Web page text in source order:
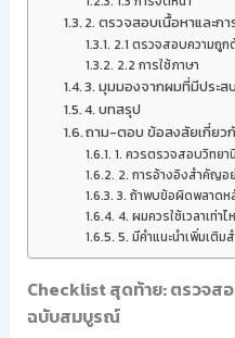
2. ตรวจสอบเนื้อหาและกา
2.1 ตรวจสอบความถู
2.2 การใช้ภาษา
3. มุมมองจากผมที่มีประ
4. บทสรุป
ถาม-ตอบ ข้อสงสัยเกี่ยว
1. ควรตรวจสอบวิทย
2. การอ้างอิงสำคัญอ
3. ถ้าพบข้อผิดพลาดห
4. ผมควรใช้เวลาเท่า
5. มีคำแนะนำเพิ่มเติ
Checklist สุดท้าย: ตรวจส
ฉบับสมบูรณ์